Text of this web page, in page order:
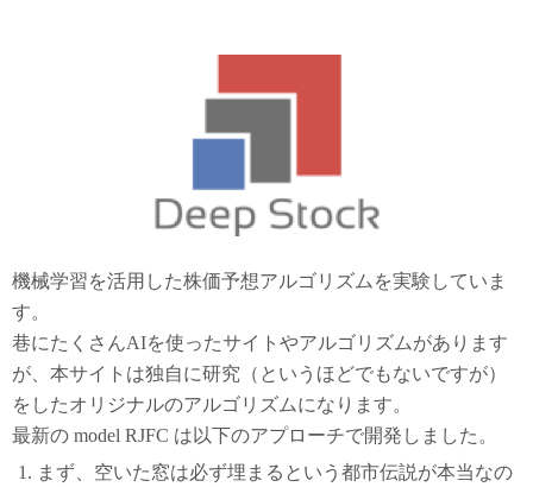
機械学習を活用した株価予想アルゴリズムを実験していま
す。
巷にたくさんAIを使ったサイトやアルゴリズムがあります
が、本サイトは独自に研究（というほどでもないですが）
をしたオリジナルのアルゴリズムになります。
最新の model RJFC は以下のアプローチで開発しました。
まず、空いた窓は必ず埋まるという都市伝説が本当なの